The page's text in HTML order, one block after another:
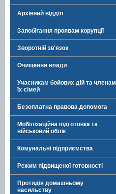
Архівний відділ
Запобігання проявам корупції
Зворотній зв'язок
Очищення влади
Учасникам бойових дій та членам
їх сімей
Безоплатна правова допомога
Мобілізаційна підготовка та
військовий облік
Комунальні підприємства
Режим підвищеної готовності
Протидія домашньому
насильству